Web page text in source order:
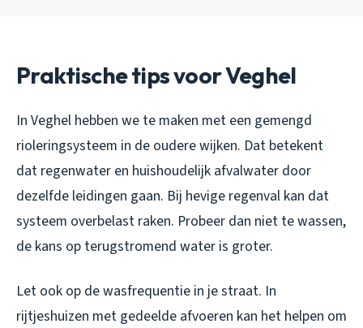
Praktische tips voor Veghel
In Veghel hebben we te maken met een gemengd
rioleringsysteem in de oudere wijken. Dat betekent
dat regenwater en huishoudelijk afvalwater door
dezelfde leidingen gaan. Bij hevige regenval kan dat
systeem overbelast raken. Probeer dan niet te wassen,
de kans op terugstromend water is groter.
Let ook op de wasfrequentie in je straat. In
rijtjeshuizen met gedeelde afvoeren kan het helpen om